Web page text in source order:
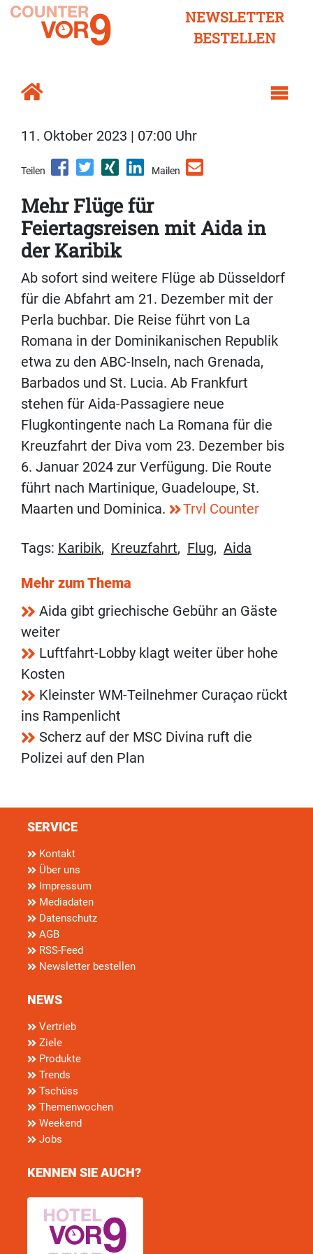
NEWSLETTER
BESTELLEN
11. Oktober 2023 | 07:00 Uhr
Teilen Mailen
Mehr Flüge für
Feiertagsreisen mit Aida in
der Karibik
Ab sofort sind weitere Flüge ab Düsseldorf
für die Abfahrt am 21. Dezember mit der
Perla buchbar. Die Reise führt von La
Romana in der Dominikanischen Republik
etwa zu den ABC-Inseln, nach Grenada,
Barbados und St. Lucia. Ab Frankfurt
stehen für Aida-Passagiere neue
Flugkontingente nach La Romana für die
Kreuzfahrt der Diva vom 23. Dezember bis
6. Januar 2024 zur Verfügung. Die Route
führt nach Martinique, Guadeloupe, St.
Maarten und Dominica.
Trvl Counter
Tags: Karibik, Kreuzfahrt, Flug, Aida
Mehr zum Thema
Aida gibt griechische Gebühr an Gäste
weiter
Luftfahrt-Lobby klagt weiter über hohe
Kosten
Kleinster WM-Teilnehmer Curaçao rückt
ins Rampenlicht
Scherz auf der MSC Divina ruft die
Polizei auf den Plan
SERVICE
Kontakt
Über uns
Impressum
Mediadaten
Datenschutz
AGB
RSS-Feed
Newsletter bestellen
NEWS
Vertrieb
Ziele
Produkte
Trends
Tschüss
Themenwochen
Weekend
Jobs
KENNEN SIE AUCH?